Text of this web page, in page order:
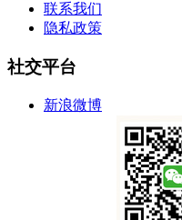
联系我们
隐私政策
社交平台
新浪微博